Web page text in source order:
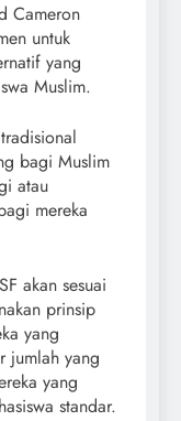
Cameron
untuk
yang
Muslim.
bagi Muslim
atau
mereka
akan sesuai
prinsip
yang
jumlah yang
yang
standar.